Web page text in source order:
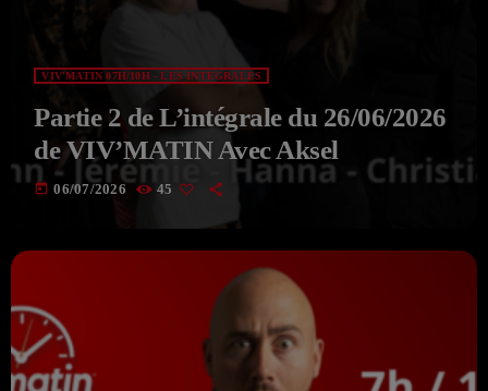
VIV'MATIN 07H/10H - LES INTÉGRALES
Partie 2 de L’intégrale du 26/06/2026
de VIV’MATIN Avec Aksel
today 06/07/2026 45